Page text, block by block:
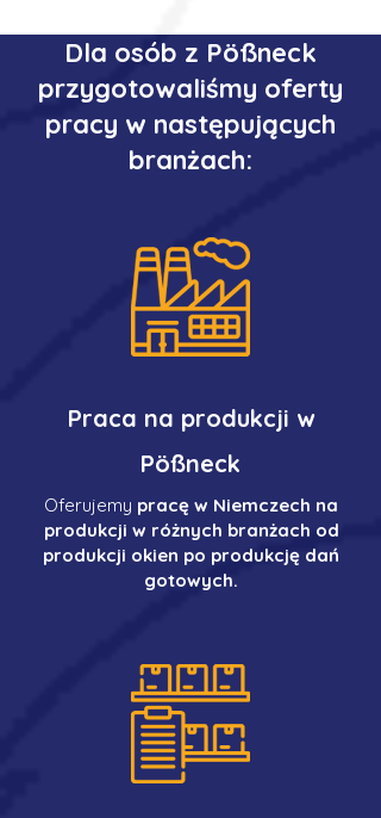
Dla osób z Pößneck
przygotowaliśmy oferty
pracy w następujących
branżach:
Praca na produkcji w
Pößneck
Oferujemy pracę w Niemczech na
produkcji w różnych branżach od
produkcji okien po produkcję dań
gotowych.